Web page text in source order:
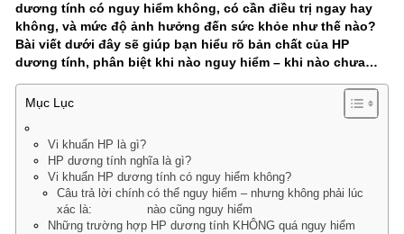
dương tính có nguy hiểm không, có cần điều trị ngay hay
không, và mức độ ảnh hưởng đến sức khỏe như thế nào?
Bài viết dưới đây sẽ giúp bạn hiểu rõ bản chất của HP
dương tính, phân biệt khi nào nguy hiểm – khi nào chưa…
Mục Lục
Vi khuẩn HP là gì?
HP dương tính nghĩa là gì?
Vi khuẩn HP dương tính có nguy hiểm không?
Câu trả lời chính
xác là:
có thể nguy hiểm – nhưng không phải lúc
nào cũng nguy hiểm
Những trường hợp HP dương tính KHÔNG quá nguy hiểm